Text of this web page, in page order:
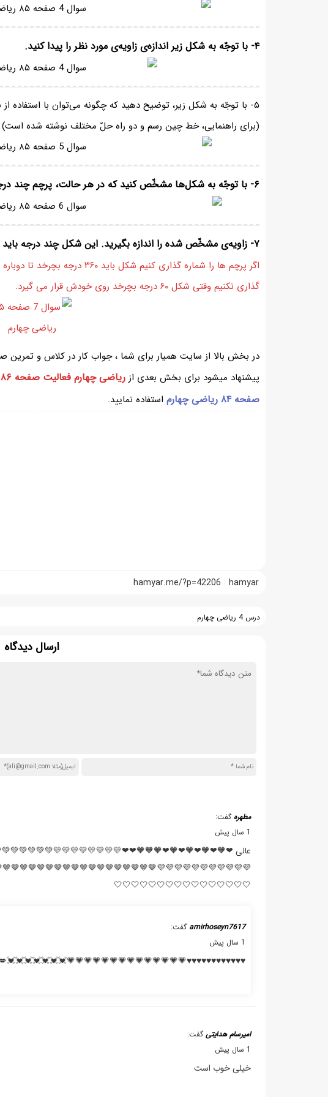
۴- با توجّه به شکل زیر اندازه‌ی زاویه‌ی مورد نظر را پیدا کنید.
۵- با توجّه به شکل زیر، توضیح دهید که چگونه می‌توان با استفاده از نقّاله اندازه‌ی زاویه‌ی موردنظر را پیدا کرد.
(برای راهنمایی، خط چین رسم و دو راه حلّ مختلف نوشته شده است)
۶- با توجّه به شکل‌ها مشخّص کنید که در هر حالت، پرچم چند درجه چرخیده است.
۷- زاویه‌ی مشخّص شده را اندازه بگیرید. این شکل چند درجه باید بچرخد تا دوباره روی خودش قرار گیرد؟
اگر پرچم ها را شماره گذاری کنیم
گذاری نکنیم وقتی شکل ۶۰ درجه بچرخد روی خودش قرار می گیرد.
پیشنهاد میشود برای بخش بعدی از ریاضی چهارم فعالیت صفحه ۸۶
صفحه ۸۴ ریاضی چهارم
استفاده نمایید.
hamyar
hamyar.me/?p=42206
درس 4 ریاضی چهارم
ارسال دیدگاه
مطهره گفت:
1 سال پیش
عالی
🤍🤍🤍🤍🤍🤍🤍🤍🤍🤍🤍🤍🤍🤍🤍🤍
amirhoseyn7617 گفت:
1 سال پیش
امیرسام هدایتی گفت:
1 سال پیش
خیلی خوب است